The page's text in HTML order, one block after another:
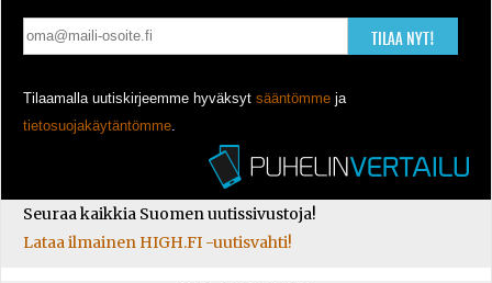
TILAA NYT!
Tilaamalla uutiskirjeemme hyväksyt sääntömme ja
tietosuojakäytäntömme
Seuraa kaikkia Suomen uutissivustoja!
Lataa ilmainen HIGH.FI -uutisvahti!